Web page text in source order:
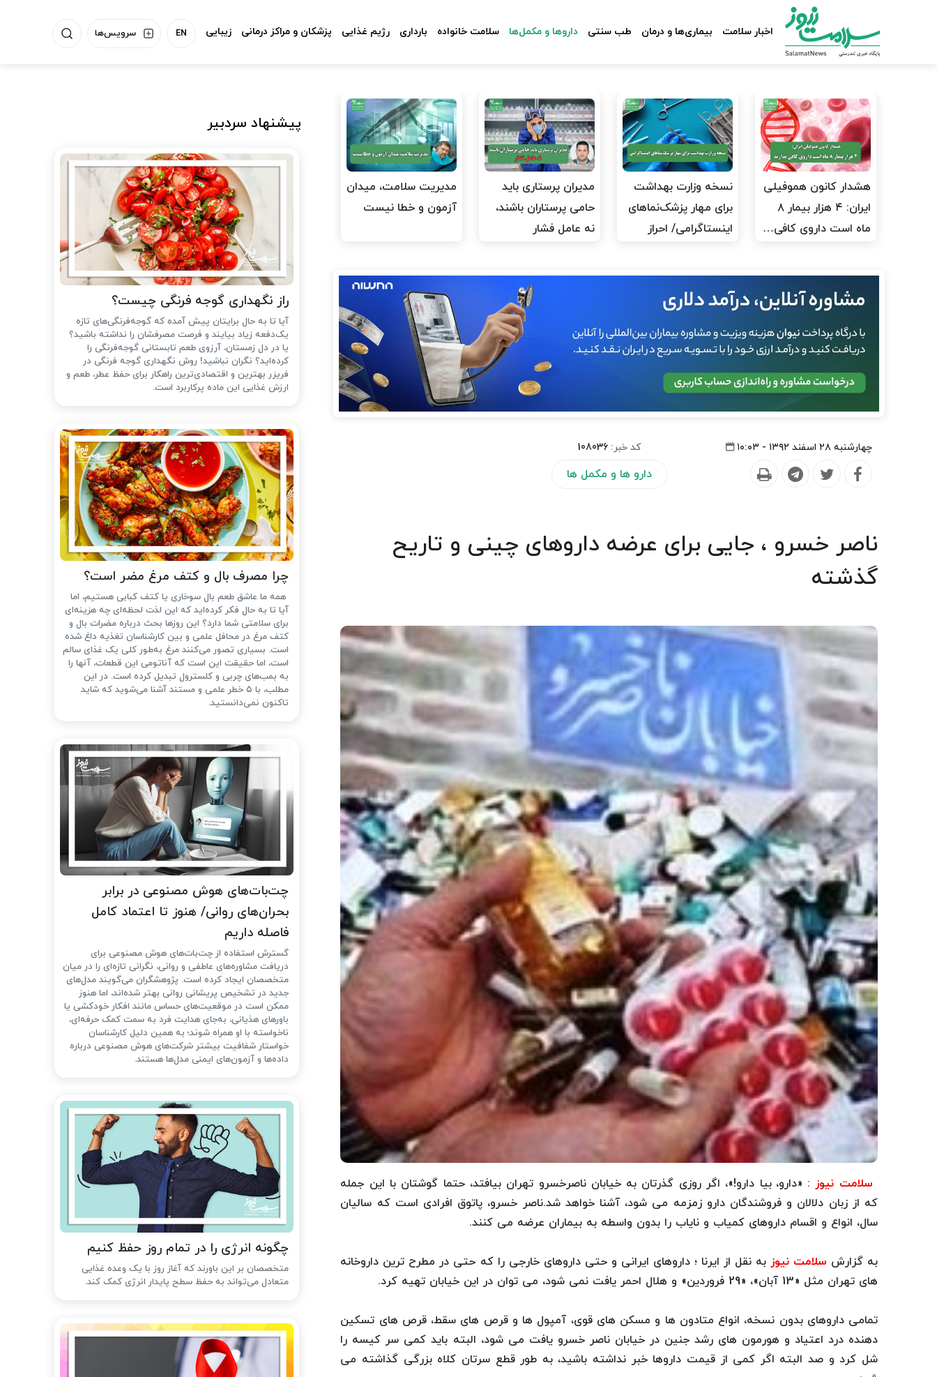
سرویس‌ها EN اخبار سلامت بیماری‌ها و درمان طب سنتی داروها و مکمل‌ها سلامت خانواده بارداری رژیم غذایی پزشکان و مراکز درمانی زیبایی
هشدار کانون هموفیلی
ایران: ۴ هزار بیمار ۸
ماه است داروی کافی…
نسخه وزارت بهداشت
برای مهار پزشک‌نماهای
اینستاگرامی/ احراز
مدیران پرستاری باید
حامی پرستاران باشند،
نه عامل فشار
مدیریت سلامت، میدان
آزمون و خطا نیست
چهارشنبه ۲۸ اسفند ۱۳۹۲ - ۱۰:۰۳ کد خبر: 108036
دارو ها و مکمل ها
ناصر خسرو ، جایی برای عرضه داروهای چینی و تاریح
گذشته
سلامت نیوز : «دارو، بیا دارو!»، اگر روزی گذرتان به خیابان ناصرخسرو تهران بیافتد، حتما گوشتان با این جمله
که از زبان دلالان و فروشندگان دارو زمزمه می شود، آشنا خواهد شد.ناصر خسرو، پاتوق افرادی است که سالیان
سال، انواع و اقسام داروهای کمیاب و نایاب را بدون واسطه به بیماران عرضه می کنند.
به گزارش سلامت نیوزبه نقل از ایرنا ؛ داروهای ایرانی و حتی داروهای خارجی را که حتی در مطرح ترین داروخانه
های تهران مثل «13 آبان»، «29 فروردین» و هلال احمر یافت نمی شود، می توان در این خیابان تهیه کرد.
تمامی داروهای بدون نسخه، انواع متادون ها و مسکن های قوی، آمپول ها و قرص های سقط، قرص های تسکین
دهنده درد اعتیاد و هورمون های رشد جنین در خیابان ناصر خسرو یافت می شود، البته باید کمی سر کیسه را
شل کرد و صد البته اگر کمی از قیمت داروها خبر نداشته باشید، به طور قطع سرتان کلاه بزرگی گذاشته می
پیشنهاد سردبیر
راز نگهداری گوجه فرنگی چیست؟
آیا تا به حال برایتان پیش آمده که گوجه‌فرنگی‌های تازه
یک‌دفعه زیاد بیایند و فرصت مصرفشان را نداشته باشید؟
یا در دل زمستان، آرزوی طعم تابستانی گوجه‌فرنگی را
کرده‌اید؟ نگران نباشید! روش نگهداری گوجه فرنگی در
فریزر بهترین و اقتصادی‌ترین راهکار برای حفظ عطر، طعم و
ارزش غذایی این ماده پرکاربرد است.
چرا مصرف بال و کتف مرغ مضر است؟
همه ما عاشق طعم بال سوخاری یا کتف کبابی هستیم، اما
آیا تا به حال فکر کرده‌اید که این لذت لحظه‌ای چه هزینه‌ای
برای سلامتی شما دارد؟ این روزها بحث درباره مضرات بال و
کتف مرغ در محافل علمی و بین کارشناسان تغذیه داغ شده
است. بسیاری تصور می‌کنند مرغ به‌طور کلی یک غذای سالم
است، اما حقیقت این است که آناتومی این قطعات، آنها را
به بمب‌های چربی و کلسترول تبدیل کرده است. در این
مطلب، با ۵ خطر علمی و مستند آشنا می‌شوید که شاید
تاکنون نمی‌دانستید.
چت‌بات‌های هوش مصنوعی در برابر
بحران‌های روانی/ هنوز تا اعتماد کامل
فاصله داریم
گسترش استفاده از چت‌بات‌های هوش مصنوعی برای
دریافت مشاوره‌های عاطفی و روانی، نگرانی تازه‌ای را در میان
متخصصان ایجاد کرده است. پژوهشگران می‌گویند مدل‌های
جدید در تشخیص پریشانی روانی بهتر شده‌اند، اما هنوز
ممکن است در موقعیت‌های حساس مانند افکار خودکشی یا
باورهای هذیانی، به‌جای هدایت فرد به سمت کمک حرفه‌ای،
ناخواسته با او همراه شوند؛ به همین دلیل کارشناسان
خواستار شفافیت بیشتر شرکت‌های هوش مصنوعی درباره
داده‌ها و آزمون‌های ایمنی مدل‌ها هستند.
چگونه انرژی را در تمام روز حفظ کنیم
متخصصان بر این باورند که آغاز روز با یک وعده غذایی
متعادل می‌تواند به حفظ سطح پایدار انرژی کمک کند.